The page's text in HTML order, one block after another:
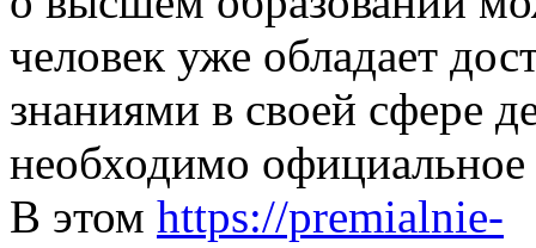
человек уже обладает
знаниями в своей сфере
необходимо
В этом https://premialnie-